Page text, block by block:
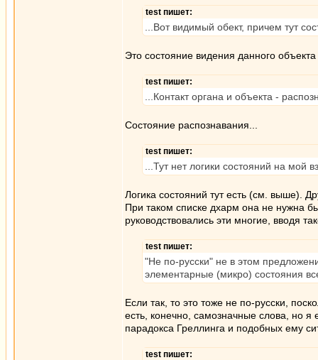
test пишет:
...Вот видимый обект, причем тут
Это состояние видения данного
test пишет:
...Контакт органа и объекта -
Состояние распознавания...
test пишет:
...Тут нет логики состояний на мой
Логика состояний тут есть (см. выше).
При таком списке дхарм она не нужна
руководствовались эти многие, вводя
test пишет:
"Не по-русски" не в этом
элементарные (микро) состояния
Если так, то это тоже не по-русски,
есть, конечно, самозначные слова, но
парадокса Греллинга и подобных ему
test пишет: